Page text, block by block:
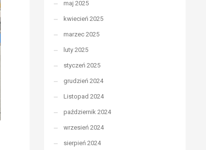
maj 2025
kwiecień 2025
marzec 2025
luty 2025
styczeń 2025
grudzień 2024
Listopad 2024
październik 2024
wrzesień 2024
sierpień 2024